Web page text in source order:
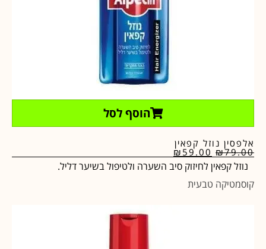
הוסף לסל
אלפסין נוזל קפאין
₪79.00
₪ 59.00
נוזל קפאין לחיזוק סיב השערה ולטיפול בשיער דליל.
קוסמטיקה טבעית